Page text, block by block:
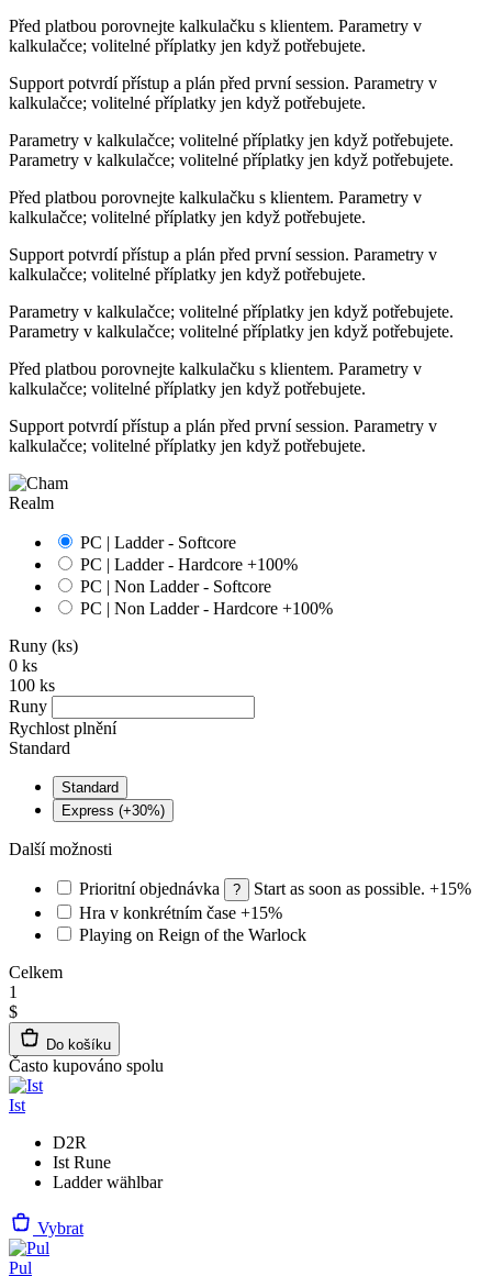
Před platbou porovnejte kalkulačku s klientem. Parametry v
kalkulačce; volitelné příplatky jen když potřebujete.
Support potvrdí přístup a plán před první session. Parametry v
kalkulačce; volitelné příplatky jen když potřebujete.
Parametry v kalkulačce; volitelné příplatky jen když potřebujete.
Parametry v kalkulačce; volitelné příplatky jen když potřebujete.
Před platbou porovnejte kalkulačku s klientem. Parametry v
kalkulačce; volitelné příplatky jen když potřebujete.
Support potvrdí přístup a plán před první session. Parametry v
kalkulačce; volitelné příplatky jen když potřebujete.
Parametry v kalkulačce; volitelné příplatky jen když potřebujete.
Parametry v kalkulačce; volitelné příplatky jen když potřebujete.
Před platbou porovnejte kalkulačku s klientem. Parametry v
kalkulačce; volitelné příplatky jen když potřebujete.
Support potvrdí přístup a plán před první session. Parametry v
kalkulačce; volitelné příplatky jen když potřebujete.
Realm
PC | Ladder - Softcore
PC | Ladder - Hardcore +100%
PC | Non Ladder - Softcore
PC | Non Ladder - Hardcore +100%
Runy (ks)
0 ks
100 ks
Runy
Rychlost plnění
Standard
Standard
Express (+30%)
Další možnosti
Prioritní objednávka ? Start as soon as possible. +15%
Hra v konkrétním čase +15%
Playing on Reign of the Warlock
Celkem
1
$
Do košíku
Často kupováno spolu
Ist
D2R
Ist Rune
Ladder wählbar
Vybrat
Pul